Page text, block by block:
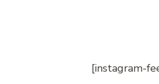
[instagram-